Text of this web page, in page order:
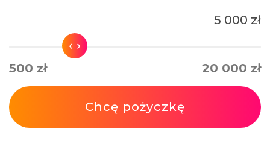
5 000 zł
500 zł 20 000 zł
Chcę pożyczkę